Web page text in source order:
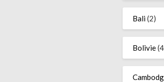
Bali(2)
Bolivie